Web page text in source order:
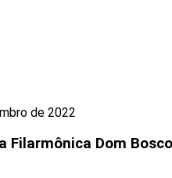
de 2022
Filarmônica Dom Bosco